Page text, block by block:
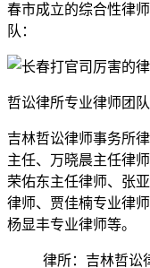
春市成立的综合性律
队：
哲讼律所专业律师团队
吉林哲讼律师事务所
主任、万晓晨主任律
荣佑东主任律师、张
律师、贾佳楠专业律
杨显丰专业律师等。
律所：吉林哲讼